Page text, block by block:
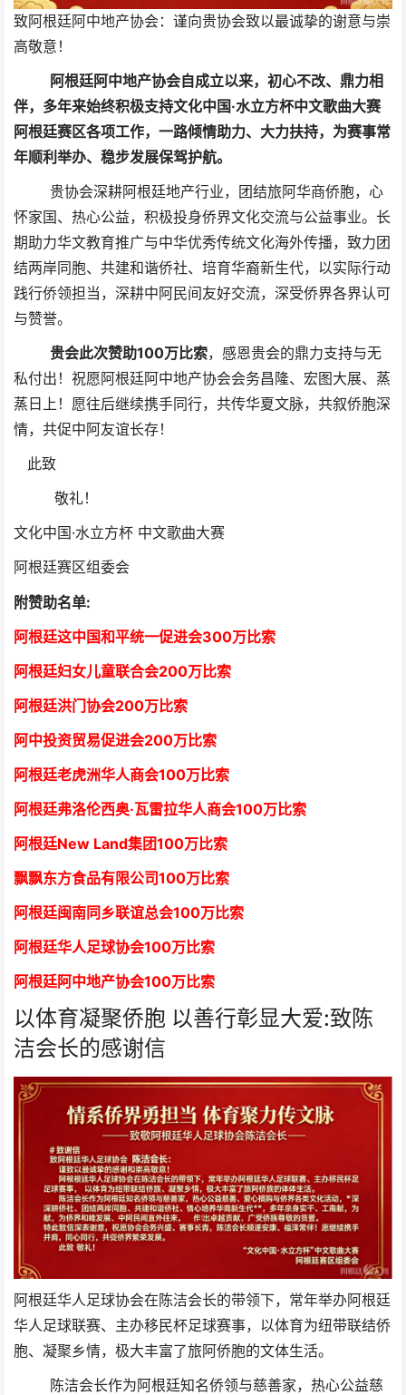
致阿根廷阿中地产协会：谨向贵协会致以最诚挚的谢意与崇
高敬意！
阿根廷阿中地产协会自成立以来，初心不改、鼎力相
伴，多年来始终积极支持文化中国·水立方杯中文歌曲大赛
阿根廷赛区各项工作，一路倾情助力、大力扶持，为赛事常
年顺利举办、稳步发展保驾护航。
贵协会深耕阿根廷地产行业，团结旅阿华商侨胞，心
怀家国、热心公益，积极投身侨界文化交流与公益事业。长
期助力华文教育推广与中华优秀传统文化海外传播，致力团
结两岸同胞、共建和谐侨社、培育华裔新生代，以实际行动
践行侨领担当，深耕中阿民间友好交流，深受侨界各界认可
与赞誉。
贵会此次赞助100万比索， 感恩贵会的鼎力支持与无
私付出！祝愿阿根廷阿中地产协会会务昌隆、宏图大展、蒸
蒸日上！愿往后继续携手同行，共传华夏文脉，共叙侨胞深
情，共促中阿友谊长存！
此致
敬礼！
文化中国·水立方杯 中文歌曲大赛
阿根廷赛区组委会
附赞助名单:
阿根廷这中国和平统一促进会300万比索
阿根廷妇女儿童联合会200万比索
阿根廷洪门协会200万比索
阿中投资贸易促进会200万比索
阿根廷老虎洲华人商会100万比索
阿根廷弗洛伦西奥·瓦雷拉华人商会100万比索
阿根廷New Land集团100万比索
飘飘东方食品有限公司100万比索
阿根廷闽南同乡联谊总会100万比索
阿根廷华人足球协会100万比索
阿根廷阿中地产协会100万比索
以体育凝聚侨胞 以善行彰显大爱:致陈
洁会长的感谢信
阿根廷华人足球协会在陈洁会长的带领下，常年举办阿根廷
华人足球联赛、主办移民杯足球赛事，以体育为纽带联结侨
胞、凝聚乡情，极大丰富了旅阿侨胞的文体生活。
陈洁会长作为阿根廷知名侨领与慈善家，热心公益慈